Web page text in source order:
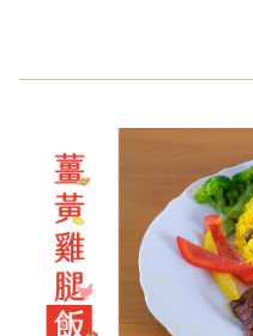
口冰品空腹下肚，就這
是保護力